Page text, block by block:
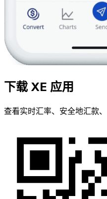
下载 XE 应用
查看实时汇率、安全地汇款